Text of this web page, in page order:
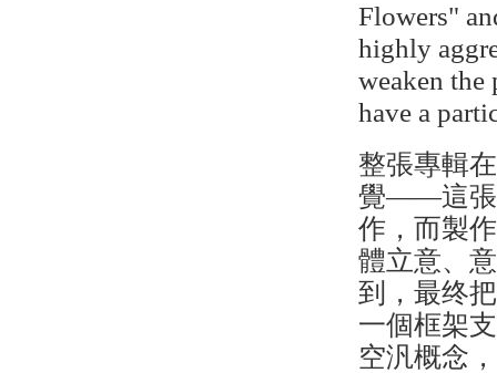
Flowers"
highly
weaken the
have a
整張專輯
覺——這張
作，而製
體立意、
到，最终
一個框架
空汎概念